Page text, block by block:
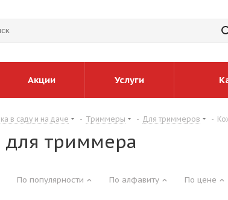
Акции Услуги
в саду и на даче - Триммеры - Для триммеров -
триммера
По популярности По алфавиту По цене